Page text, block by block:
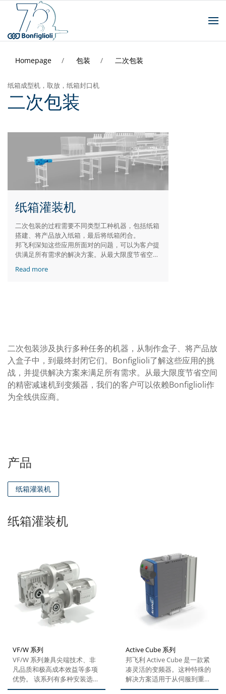
Homepage 包装 二次包装
纸箱成型机，取放，纸箱封口机
二次包装
纸箱灌装机
二次包装的过程需要不同类型工种机器，包括纸箱
搭建、将产品放入纸箱，最后将纸箱闭合。
邦飞利深知这些应用所面对的问题，可以为客户提
供满足所有需求的解决方案。从最大限度节省空间
列，成为了最值得客户信赖的供应商。
Read more
二次包装涉及执行多种任务的机器，从制作盒子、将产品放
入盒子中，到最终封闭它们。Bonfiglioli了解这些应用的挑
战，并提供解决方案来满足所有需求。从最大限度节省空间
的精密减速机到变频器，我们的客户可以依赖Bonfiglioli作
为全线供应商。
产品
纸箱灌装机
纸箱灌装机
VF/W 系列
VF/W 系列兼具尖端技术、非
凡品质和极高成本效益等多项
优势。 该系列有多种安装选
项、轴配置和电机接口选项，
Active Cube 系列
邦飞利 Active Cube 是一款紧
凑灵活的变频器。这种特殊的
解决方案适用于从伺服到重工
业应用的各种类型机器设备。